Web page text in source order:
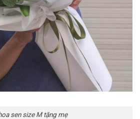
sen size M tặng mẹ